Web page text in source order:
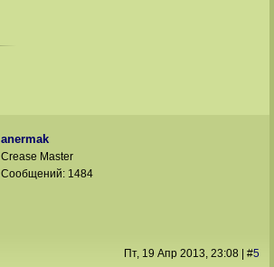
anermak
Crease Master
Сообщений: 1484
Пт, 19 Апр 2013, 23:08| #5